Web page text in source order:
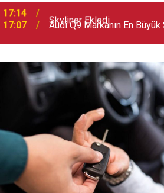
17:07 Audi Q9 Markanın En